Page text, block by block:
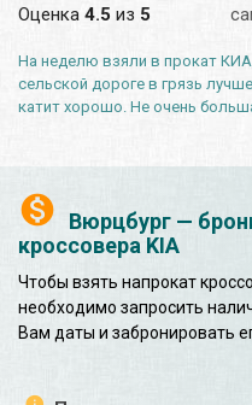
Вюрцбург —
кроссовера KIA
Чтобы взять напрокат
необходимо запросить
Вам даты и забронировать
Оценка 4.5 из 5
На неделю взяли в прокат
сельской дороге в грязь
катит хорошо. Не очень